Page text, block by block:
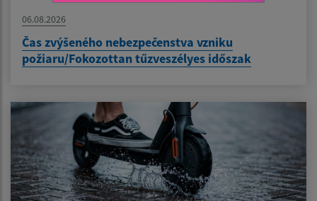
06.08.2026
Čas zvýšeného nebezpečenstva vzniku
požiaru/Fokozottan tűzveszélyes időszak